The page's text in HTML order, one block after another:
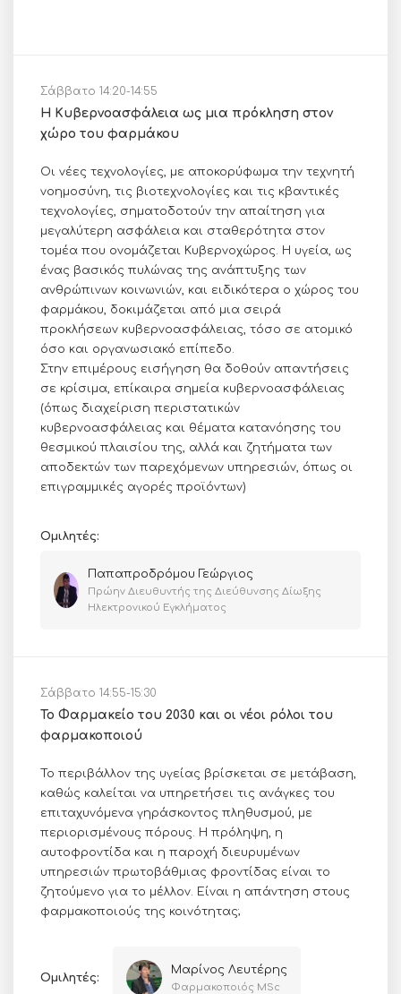
Σάββατο 14:20-14:55
Η Κυβερνοασφάλεια ως μια πρόκληση στον
χώρο του φαρμάκου
Οι νέες τεχνολογίες, με αποκορύφωμα την τεχνητή
νοημοσύνη, τις βιοτεχνολογίες και τις κβαντικές
τεχνολογίες, σηματοδοτούν την απαίτηση για
μεγαλύτερη ασφάλεια και σταθερότητα στον
τομέα που ονομάζεται Κυβερνοχώρος. Η υγεία, ως
ένας βασικός πυλώνας της ανάπτυξης των
ανθρώπινων κοινωνιών, και ειδικότερα ο χώρος του
φαρμάκου, δοκιμάζεται από μια σειρά
προκλήσεων κυβερνοασφάλειας, τόσο σε ατομικό
όσο και οργανωσιακό επίπεδο.
Στην επιμέρους εισήγηση θα δοθούν απαντήσεις
σε κρίσιμα, επίκαιρα σημεία κυβερνοασφάλειας
(όπως διαχείριση περιστατικών
κυβερνοασφάλειας και θέματα κατανόησης του
θεσμικού πλαισίου της, αλλά και ζητήματα των
αποδεκτών των παρεχόμενων υπηρεσιών, όπως οι
επιγραμμικές αγορές προϊόντων)
Ομιλητές:
Παπαπροδρόμου Γεώργιος
Πρώην Διευθυντής της Διεύθυνσης Δίωξης
Ηλεκτρονικού Εγκλήματος
Σάββατο 14:55-15:30
Το Φαρμακείο του 2030 και οι νέοι ρόλοι του
φαρμακοποιού
Το περιβάλλον της υγείας βρίσκεται σε μετάβαση,
καθώς καλείται να υπηρετήσει τις ανάγκες του
επιταχυνόμενα γηράσκοντος πληθυσμού, με
περιορισμένους πόρους. Η πρόληψη, η
αυτοφροντίδα και η παροχή διευρυμένων
υπηρεσιών πρωτοβάθμιας φροντίδας είναι το
ζητούμενο για το μέλλον. Είναι η απάντηση στους
φαρμακοποιούς της κοινότητας;
Ομιλητές:
Μαρίνος Λευτέρης
Φαρμακοποιός MSc